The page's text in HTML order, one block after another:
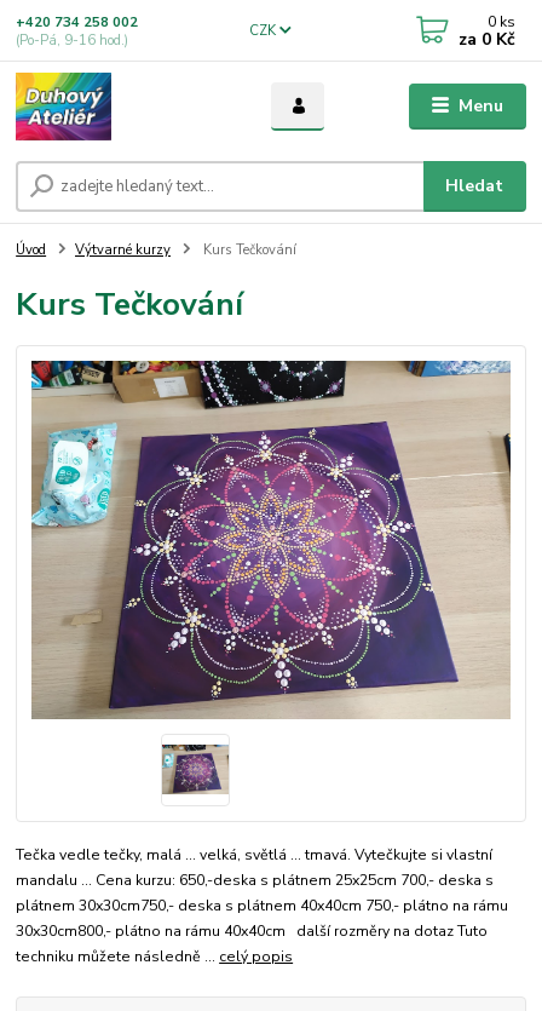
Menu
CZK
Hledat
+420 734 258 002
(Po-Pá, 9-16 hod.)
0 ks
za 0 Kč
Úvod Výtvarné kurzy Kurs Tečkování
Kurs Tečkování
Tečka vedle tečky, malá ... velká, světlá ... tmavá. Vytečkujte si vlastní
mandalu ... Cena kurzu: 650,-deska s plátnem 25x25cm 700,- deska s
plátnem 30x30cm750,- deska s plátnem 40x40cm 750,- plátno na rámu
30x30cm800,- plátno na rámu 40x40cm další rozměry na dotaz Tuto
techniku můžete následně ... celý popis